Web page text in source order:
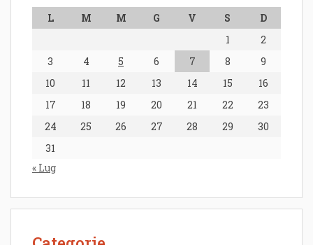
L M M G V S
D
1
2
3
4 5 6 7 8
9
10
11 12 13 14 15
16
17
18 19 20 21 22
23
24
25 26 27 28 29
30
31
« Lug